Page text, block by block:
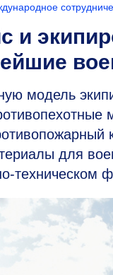
и
модель
для
техническом